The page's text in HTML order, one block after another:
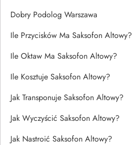
Dobry Podolog Warszawa
Ile Przycisków Ma Saksofon Altowy?
Ile Oktaw Ma Saksofon Altowy?
Ile Kosztuje Saksofon Altowy?
Jak Transponuje Saksofon Altowy?
Jak Wyczyścić Saksofon Altowy?
Jak Nastroić Saksofon Altowy?